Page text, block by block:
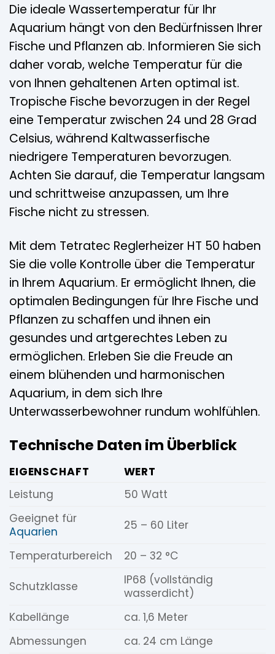
Die ideale Wassertemperatur für Ihr
Aquarium hängt von den Bedürfnissen Ihrer
Fische und Pflanzen ab. Informieren Sie sich
daher vorab, welche Temperatur für die
von Ihnen gehaltenen Arten optimal ist.
Tropische Fische bevorzugen in der Regel
eine Temperatur zwischen 24 und 28 Grad
Celsius, während Kaltwasserfische
niedrigere Temperaturen bevorzugen.
Achten Sie darauf, die Temperatur langsam
und schrittweise anzupassen, um Ihre
Fische nicht zu stressen.
Mit dem Tetratec Reglerheizer HT 50 haben
Sie die volle Kontrolle über die Temperatur
in Ihrem Aquarium. Er ermöglicht Ihnen, die
optimalen Bedingungen für Ihre Fische und
Pflanzen zu schaffen und ihnen ein
gesundes und artgerechtes Leben zu
ermöglichen. Erleben Sie die Freude an
einem blühenden und harmonischen
Aquarium, in dem sich Ihre
Unterwasserbewohner rundum wohlfühlen.
Technische Daten im Überblick
EIGENSCHAFT
WERT
Leistung
50 Watt
Geeignet für
Aquarien
25 – 60 Liter
Temperaturbereich 20 – 32 °C
Schutzklasse
IP68 (vollständig
wasserdicht)
Kabellänge
ca. 1,6 Meter
Abmessungen
ca. 24 cm Länge